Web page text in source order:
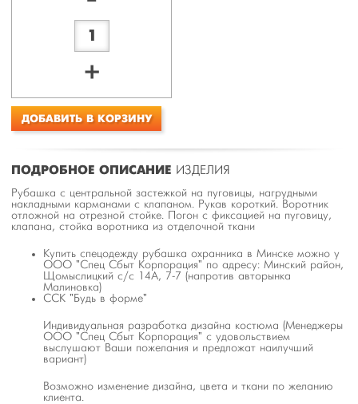
+
ДОБАВИТЬ В КОРЗИНУ
ПОДРОБНОЕ ОПИСАНИЕ ИЗДЕЛИЯ
Рубашка с центральной застежкой на пуговицы, нагрудными
накладными карманами с клапаном. Рукав короткий. Воротник
отложной на отрезной стойке. Погон с фиксацией на пуговицу,
клапана, стойка воротника из отделочной ткани
Купить спецодежду рубашка охранника в Минске можно у
ООО "Спец Сбыт Корпорация" по адресу: Минский район,
Щомыслицкий с/с 14А, 7-7 (напротив авторынка
Малиновка)
ССК "Будь в форме"
Индивидуальная разработка дизайна костюма (Менеджеры
ООО "Спец Сбыт Корпорация" с удовольствием
выслушают Ваши пожелания и предложат наилучший
вариант)
Возможно изменение дизайна, цвета и ткани по желанию
клиента.